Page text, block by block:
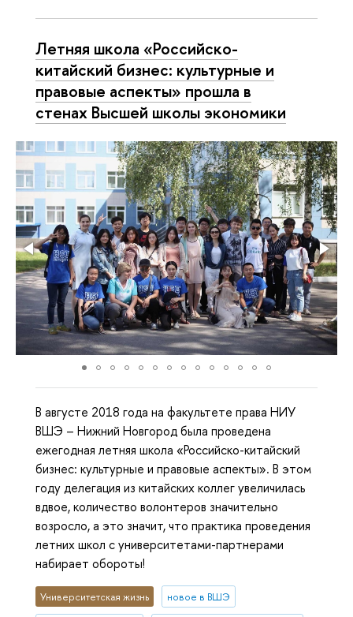
Летняя школа «Российско-
китайский бизнес: культурные и
правовые аспекты» прошла в
стенах Высшей школы экономики
В августе 2018 года на факультете права НИУ
ВШЭ – Нижний Новгород была проведена
ежегодная летняя школа «Российско-китайский
бизнес: культурные и правовые аспекты». В этом
году делегация из китайских коллег увеличилась
вдвое, количество волонтеров значительно
возросло, а это значит, что практика проведения
летних школ с университетами-партнерами
набирает обороты!
Университетская жизнь новое в ВШЭ